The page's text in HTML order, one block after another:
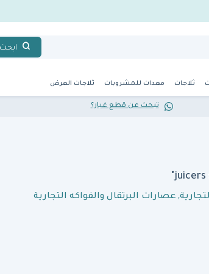
ابحث
ثلاجات معدات للمشروبات ثلاجات العرض
تبحث عن قطع غيار؟
, عصارات البرتقال والفواكه التجارية